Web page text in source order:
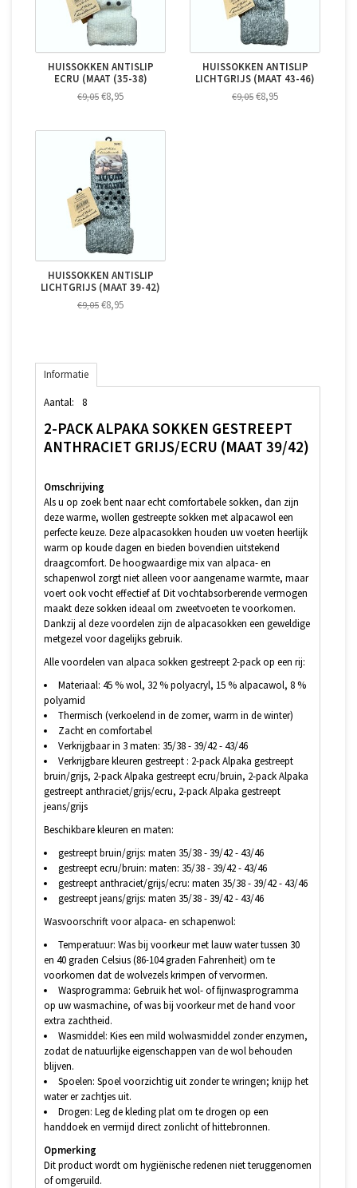
HUISSOKKEN ANTISLIP
ECRU (MAAT (35-38)
€9,05 €8,95
HUISSOKKEN ANTISLIP
LICHTGRIJS (MAAT 43-46)
€9,05 €8,95
HUISSOKKEN ANTISLIP
LICHTGRIJS (MAAT 39-42)
€9,05 €8,95
Informatie
Aantal: 8
2-PACK ALPAKA SOKKEN GESTREEPT
ANTHRACIET GRIJS/ECRU (MAAT 39/42)
Omschrijving
Als u op zoek bent naar echt comfortabele sokken, dan zijn
deze warme, wollen gestreepte sokken met alpacawol een
perfecte keuze. Deze alpacasokken houden uw voeten heerlijk
warm op koude dagen en bieden bovendien uitstekend
draagcomfort. De hoogwaardige mix van alpaca- en
schapenwol zorgt niet alleen voor aangename warmte, maar
voert ook vocht effectief af. Dit vochtabsorberende vermogen
maakt deze sokken ideaal om zweetvoeten te voorkomen.
Dankzij al deze voordelen zijn de alpacasokken een geweldige
metgezel voor dagelijks gebruik.
Alle voordelen van alpaca sokken gestreept 2-pack op een rij:
Materiaal: 45 % wol, 32 % polyacryl, 15 % alpacawol, 8 %
polyamid
Thermisch (verkoelend in de zomer, warm in de winter)
Zacht en comfortabel
Verkrijgbaar in 3 maten: 35/38 - 39/42 - 43/46
Verkrijgbare kleuren gestreept : 2-pack Alpaka gestreept
bruin/grijs, 2-pack Alpaka gestreept ecru/bruin, 2-pack Alpaka
gestreept anthraciet/grijs/ecru, 2-pack Alpaka gestreept
jeans/grijs
Beschikbare kleuren en maten:
gestreept bruin/grijs: maten 35/38 - 39/42 - 43/46
gestreept ecru/bruin: maten: 35/38 - 39/42 - 43/46
gestreept anthraciet/grijs/ecru: maten 35/38 - 39/42 - 43/46
gestreept jeans/grijs: maten 35/38 - 39/42 - 43/46
Wasvoorschrift voor alpaca- en schapenwol:
Temperatuur: Was bij voorkeur met lauw water tussen 30
en 40 graden Celsius (86-104 graden Fahrenheit) om te
voorkomen dat de wolvezels krimpen of vervormen.
Wasprogramma: Gebruik het wol- of fijnwasprogramma
op uw wasmachine, of was bij voorkeur met de hand voor
extra zachtheid.
Wasmiddel: Kies een mild wolwasmiddel zonder enzymen,
zodat de natuurlijke eigenschappen van de wol behouden
blijven.
Spoelen: Spoel voorzichtig uit zonder te wringen; knijp het
water er zachtjes uit.
Drogen: Leg de kleding plat om te drogen op een
handdoek en vermijd direct zonlicht of hittebronnen.
Opmerking
Dit product wordt om hygiënische redenen niet teruggenomen
of omgeruild.